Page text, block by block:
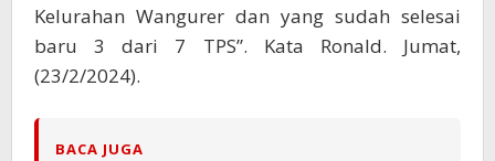
Kelurahan Wangurer dan yang sudah selesai
baru 3 dari 7 TPS”. Kata Ronald. Jumat,
(23/2/2024).
BACA JUGA